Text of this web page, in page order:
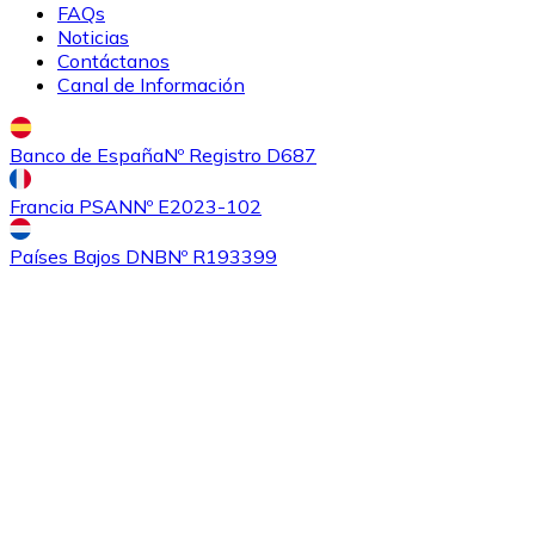
Comprar
ETC
FAQs
Noticias
Contáctanos
Canal de Información
Banco de EspañaNº Registro D687
Francia PSANNº E2023-102
Países Bajos DNBNº R193399